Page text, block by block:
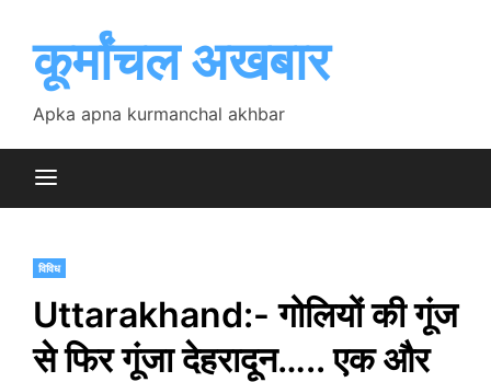
contentकूर्मांचल अखबार
Apka apna kurmanchal akhbar
विविध
Uttarakhand:- गोलियों की गूंज
से फिर गूंजा देहरादून….. एक और